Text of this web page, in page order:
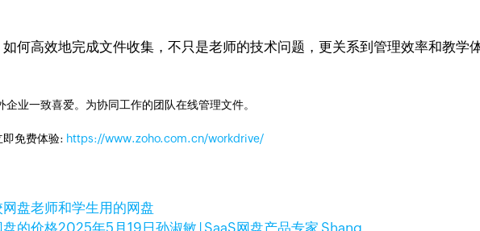
何高效地完成文件收集，不只是老师的技术问题，更关系到管理效率和教学
企业一致喜爱。为协同工作的团队在线管理文件。
即免费体验: https://www.zoho.com.cn/workdrive/
网盘老师和学生用的网盘
的价格2025年5月19日孙淑敏 | SaaS网盘产品专家 Shang